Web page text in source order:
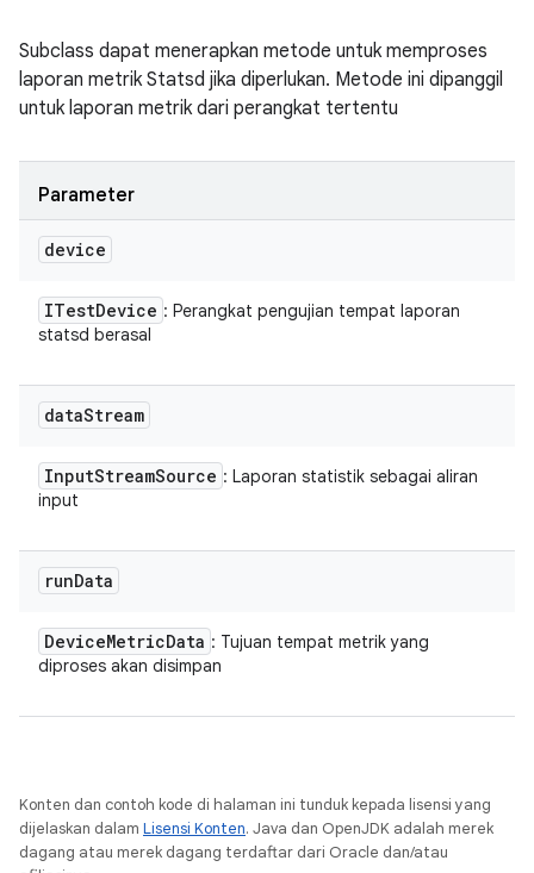
Subclass dapat menerapkan metode untuk memproses
laporan metrik Statsd jika diperlukan. Metode ini dipanggil
untuk laporan metrik dari perangkat tertentu
Parameter
device
ITestDevice : Perangkat pengujian tempat laporan
statsd berasal
dataStream
InputStreamSource : Laporan statistik sebagai aliran
input
runData
DeviceMetricData : Tujuan tempat metrik yang
diproses akan disimpan
Konten dan contoh kode di halaman ini tunduk kepada lisensi yang
dijelaskan dalam Lisensi Konten. Java dan OpenJDK adalah merek
dagang atau merek dagang terdaftar dari Oracle dan/atau